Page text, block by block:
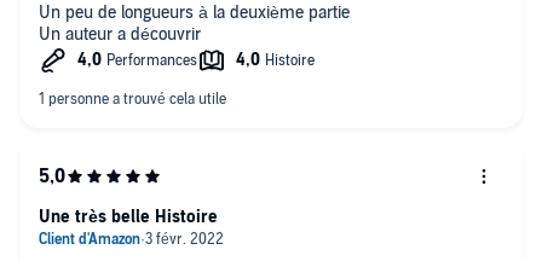
Un peu de longueurs à la deuxième partie
Un auteur a découvrir
Une très belle Histoire